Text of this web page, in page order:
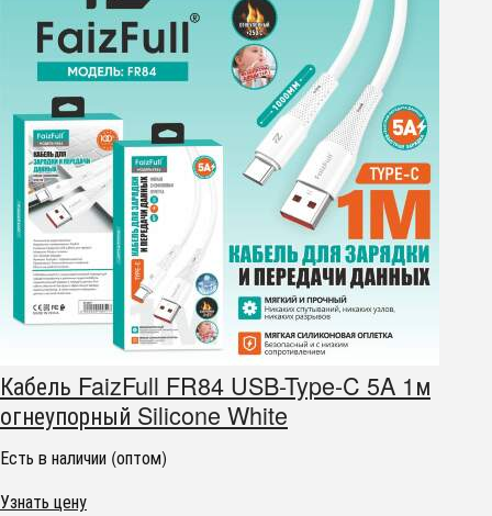
Кабель FaizFull FR84 USB-Type-C 5A 1м
огнеупорный Silicone White
Есть в наличии (оптом)
Узнать цену